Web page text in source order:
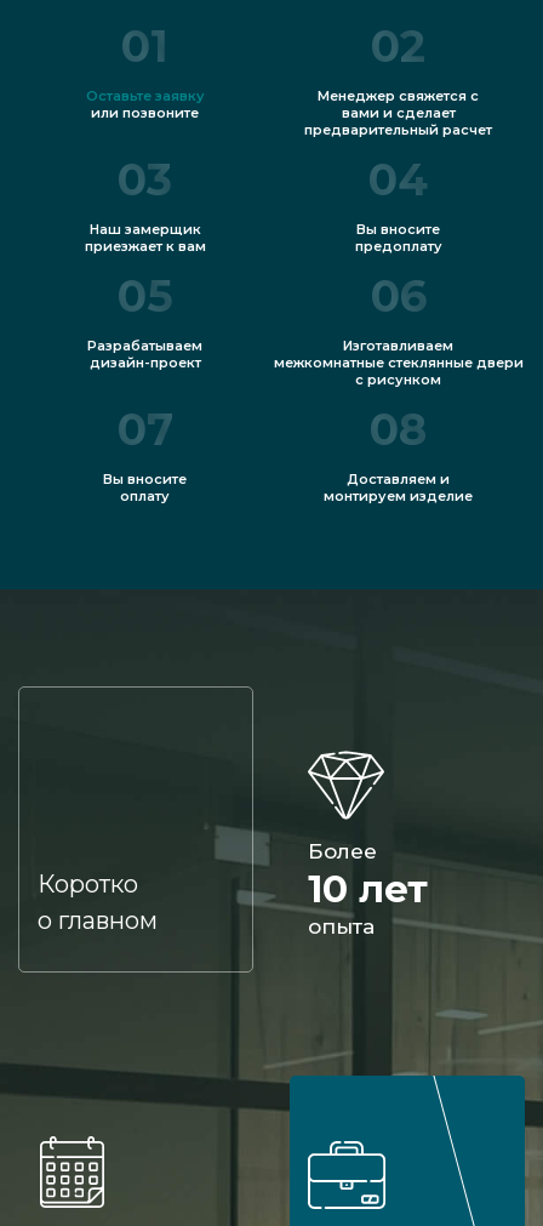
01
Оставьте заявку
или позвоните
02
Менеджер свяжется с
вами и сделает
предварительный расчет
03
Наш замерщик
приезжает к вам
04
Вы вносите
предоплату
05
Разрабатываем
дизайн-проект
06
Изготавливаем
межкомнатные стеклянные двери
с рисунком
07
Вы вносите
оплату
08
Доставляем и
монтируем изделие
Коротко
о главном
Более
10 лет
опыта